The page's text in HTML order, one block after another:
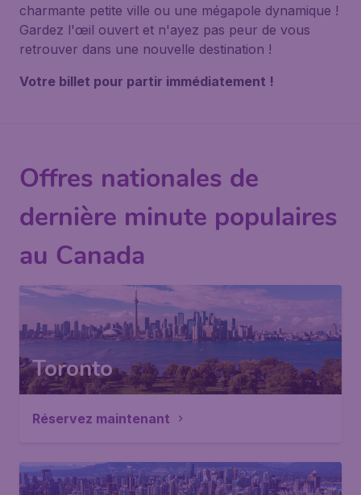
charmante petite ville ou une mégapole dynamique !
Gardez l'œil ouvert et n'ayez pas peur de vous
retrouver dans une nouvelle destination !
Votre billet pour partir immédiatement !
Offres nationales de
dernière minute populaires
au Canada
Toronto
Réservez maintenant